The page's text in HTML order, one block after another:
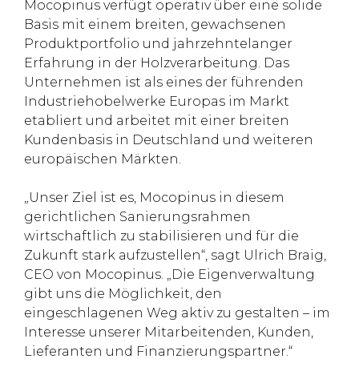
Mocopinus verfügt operativ über eine solide
Basis mit einem breiten, gewachsenen
Produktportfolio und jahrzehntelanger
Erfahrung in der Holzverarbeitung. Das
Unternehmen ist als eines der führenden
Industriehobelwerke Europas im Markt
etabliert und arbeitet mit einer breiten
Kundenbasis in Deutschland und weiteren
europäischen Märkten.
„Unser Ziel ist es, Mocopinus in diesem
gerichtlichen Sanierungsrahmen
wirtschaftlich zu stabilisieren und für die
Zukunft stark aufzustellen“, sagt Ulrich Braig,
CEO von Mocopinus. „Die Eigenverwaltung
gibt uns die Möglichkeit, den
eingeschlagenen Weg aktiv zu gestalten – im
Interesse unserer Mitarbeitenden, Kunden,
Lieferanten und Finanzierungspartner.“